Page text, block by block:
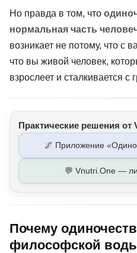
Но правда в том, что
нормальная часть
возникает не потому, что с
что вы живой человек,
взрослеет и сталкивается с
Практические решения от
🌌 Приложение
💬 Vnutri.One —
Почему
философской